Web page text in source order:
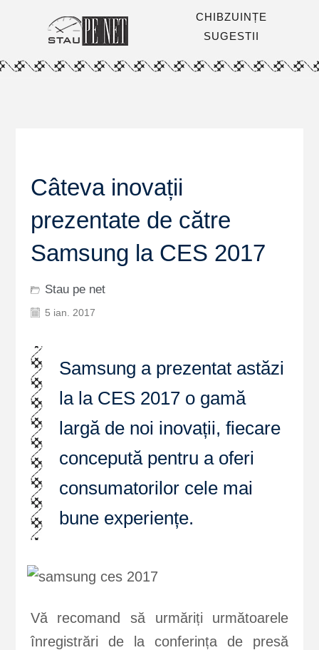
CHIBZUINȚE
SUGESTII
Câteva inovații
prezentate de către
Samsung la CES 2017
Stau pe net
5 ian. 2017
Samsung a prezentat astăzi
la la CES 2017 o gamă
largă de noi inovații, fiecare
concepută pentru a oferi
consumatorilor cele mai
bune experiențe.
Vă recomand să urmăriți următoarele
înregistrări de la conferința de presă